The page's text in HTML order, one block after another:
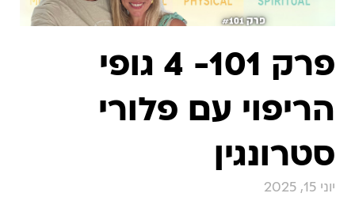
פרק 101- 4 גופי
הריפוי עם פלורי
סטרונגין
יוני 15, 2025